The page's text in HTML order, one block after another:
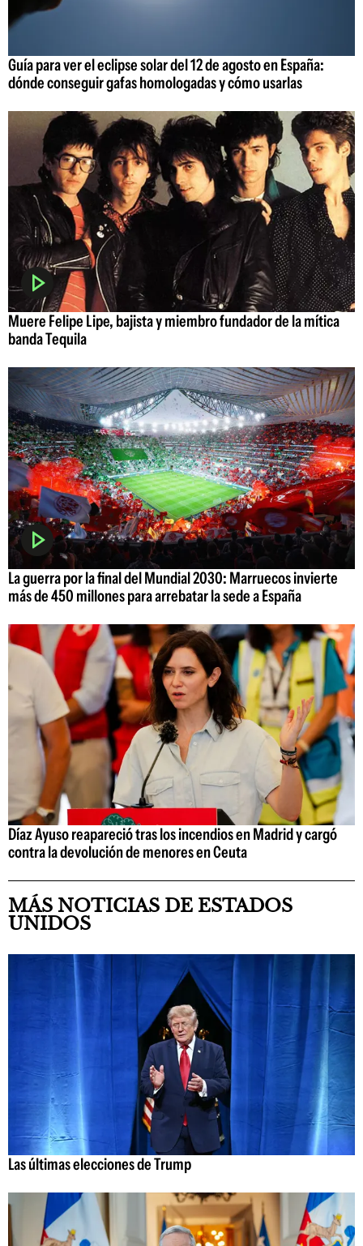
Guía para ver el eclipse solar del 12 de agosto en España:
dónde conseguir gafas homologadas y cómo usarlas
Muere Felipe Lipe, bajista y miembro fundador de la mítica
banda Tequila
La guerra por la final del Mundial 2030: Marruecos invierte
más de 450 millones para arrebatar la sede a España
Díaz Ayuso reapareció tras los incendios en Madrid y cargó
contra la devolución de menores en Ceuta
MÁS NOTICIAS DE ESTADOS
UNIDOS
Las últimas elecciones de Trump